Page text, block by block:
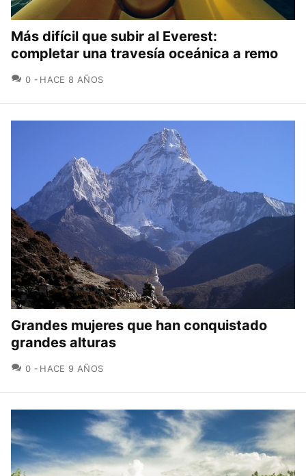
Más difícil que subir al Everest:
completar una travesía oceánica a remo
0 COMENTARIOS
HACE 8 AÑOS
Grandes mujeres que han conquistado
grandes alturas
0 COMENTARIOS
HACE 9 AÑOS